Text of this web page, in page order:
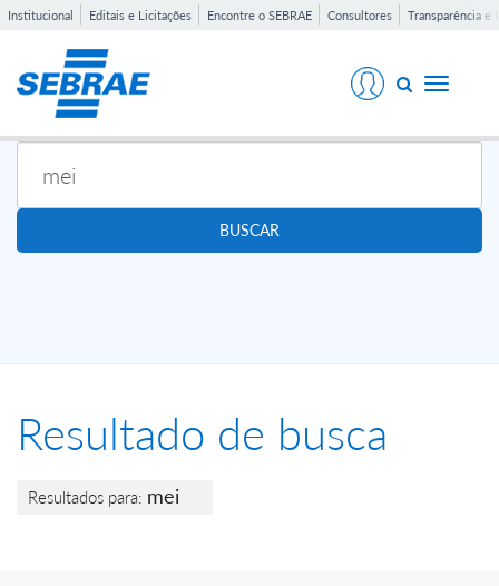
Institucional Editais e Licitações Encontre o SEBRAE Consultores Transparência e
Toggle
BUSCAR
Resultado de busca
Resultados para: mei